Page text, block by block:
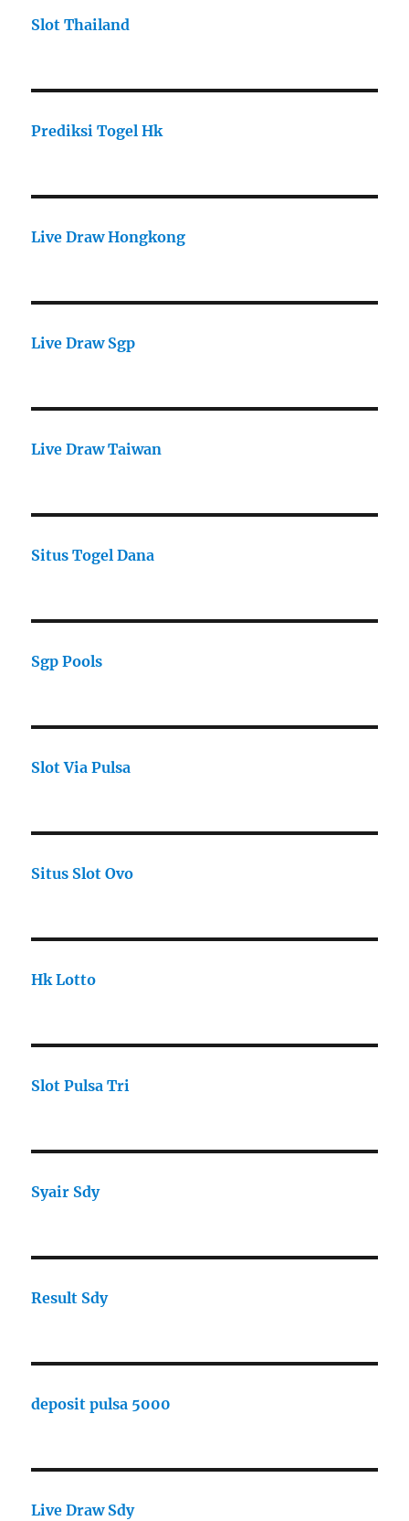
Slot Thailand
Prediksi Togel Hk
Live Draw Hongkong
Live Draw Sgp
Live Draw Taiwan
Situs Togel Dana
Sgp Pools
Slot Via Pulsa
Situs Slot Ovo
Hk Lotto
Slot Pulsa Tri
Syair Sdy
Result Sdy
deposit pulsa 5000
Live Draw Sdy